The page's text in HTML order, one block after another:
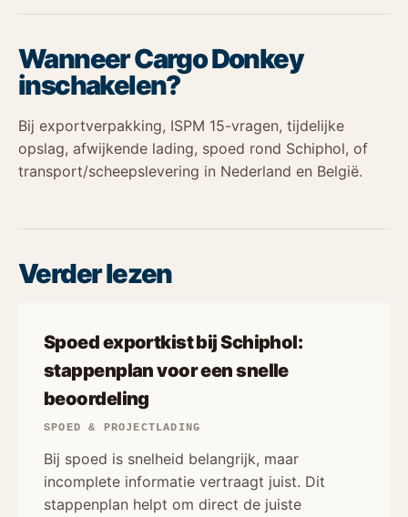
Wanneer Cargo Donkey
inschakelen?
Bij exportverpakking, ISPM 15-vragen, tijdelijke
opslag, afwijkende lading, spoed rond Schiphol, of
transport/scheepslevering in Nederland en België.
Verder lezen
Spoed exportkist bij Schiphol:
stappenplan voor een snelle
beoordeling
SPOED & PROJECTLADING
Bij spoed is snelheid belangrijk, maar
incomplete informatie vertraagt juist. Dit
stappenplan helpt om direct de juiste